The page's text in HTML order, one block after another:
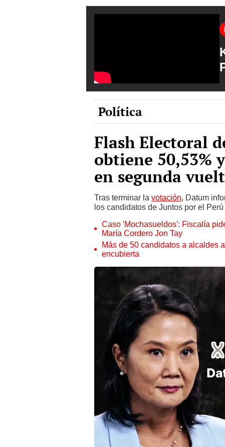
Política
Flash Electoral
obtiene 50,53%
en segunda
Tras terminar la votación, Datum
los candidatos de Juntos por el
Caso 'Mochasueldos': Fiscalía
María Cordero Jon Tay
Más de 50 candidatos a alcaldes
encubierta